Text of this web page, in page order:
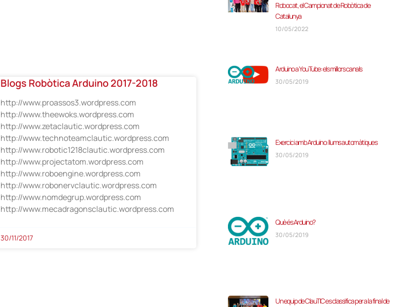
Blogs Robòtica Arduino 2017-2018
http://www.proassos3.wordpress.com
http://www.theewoks.wordpress.com
http://www.zetaclautic.wordpress.com
http://www.technoteamclautic.wordpress.com
http://www.robotic1218clautic.wordpress.com
http://www.projectatom.wordpress.com
http://www.roboengine.wordpress.com
http://www.robonervclautic.wordpress.com
http://www.nomdegrup.wordpress.com
http://www.mecadragonsclautic.wordpress.com
30/11/2017
Robocat, el Campionat de Robòtica de
Catalunya
10/05/2022
Arduino a YouTube: els millors canals
30/05/2019
Exercici amb Arduino: llums automàtiques
30/05/2019
Què és Arduino?
30/05/2019
Un equip de ClauTIC es classifica per a la final de